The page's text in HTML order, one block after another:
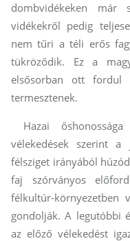
dombvidékeken már
vidékekről pedig
nem tűri a téli erős
tükröződik. Ez a
elsősorban ott
termesztenek.
Hazai
vélekedések szerint a
félsziget irányából
faj szórványos
félkultúr-környezetben
gondolják. A legutóbbi
az előző vélekedést